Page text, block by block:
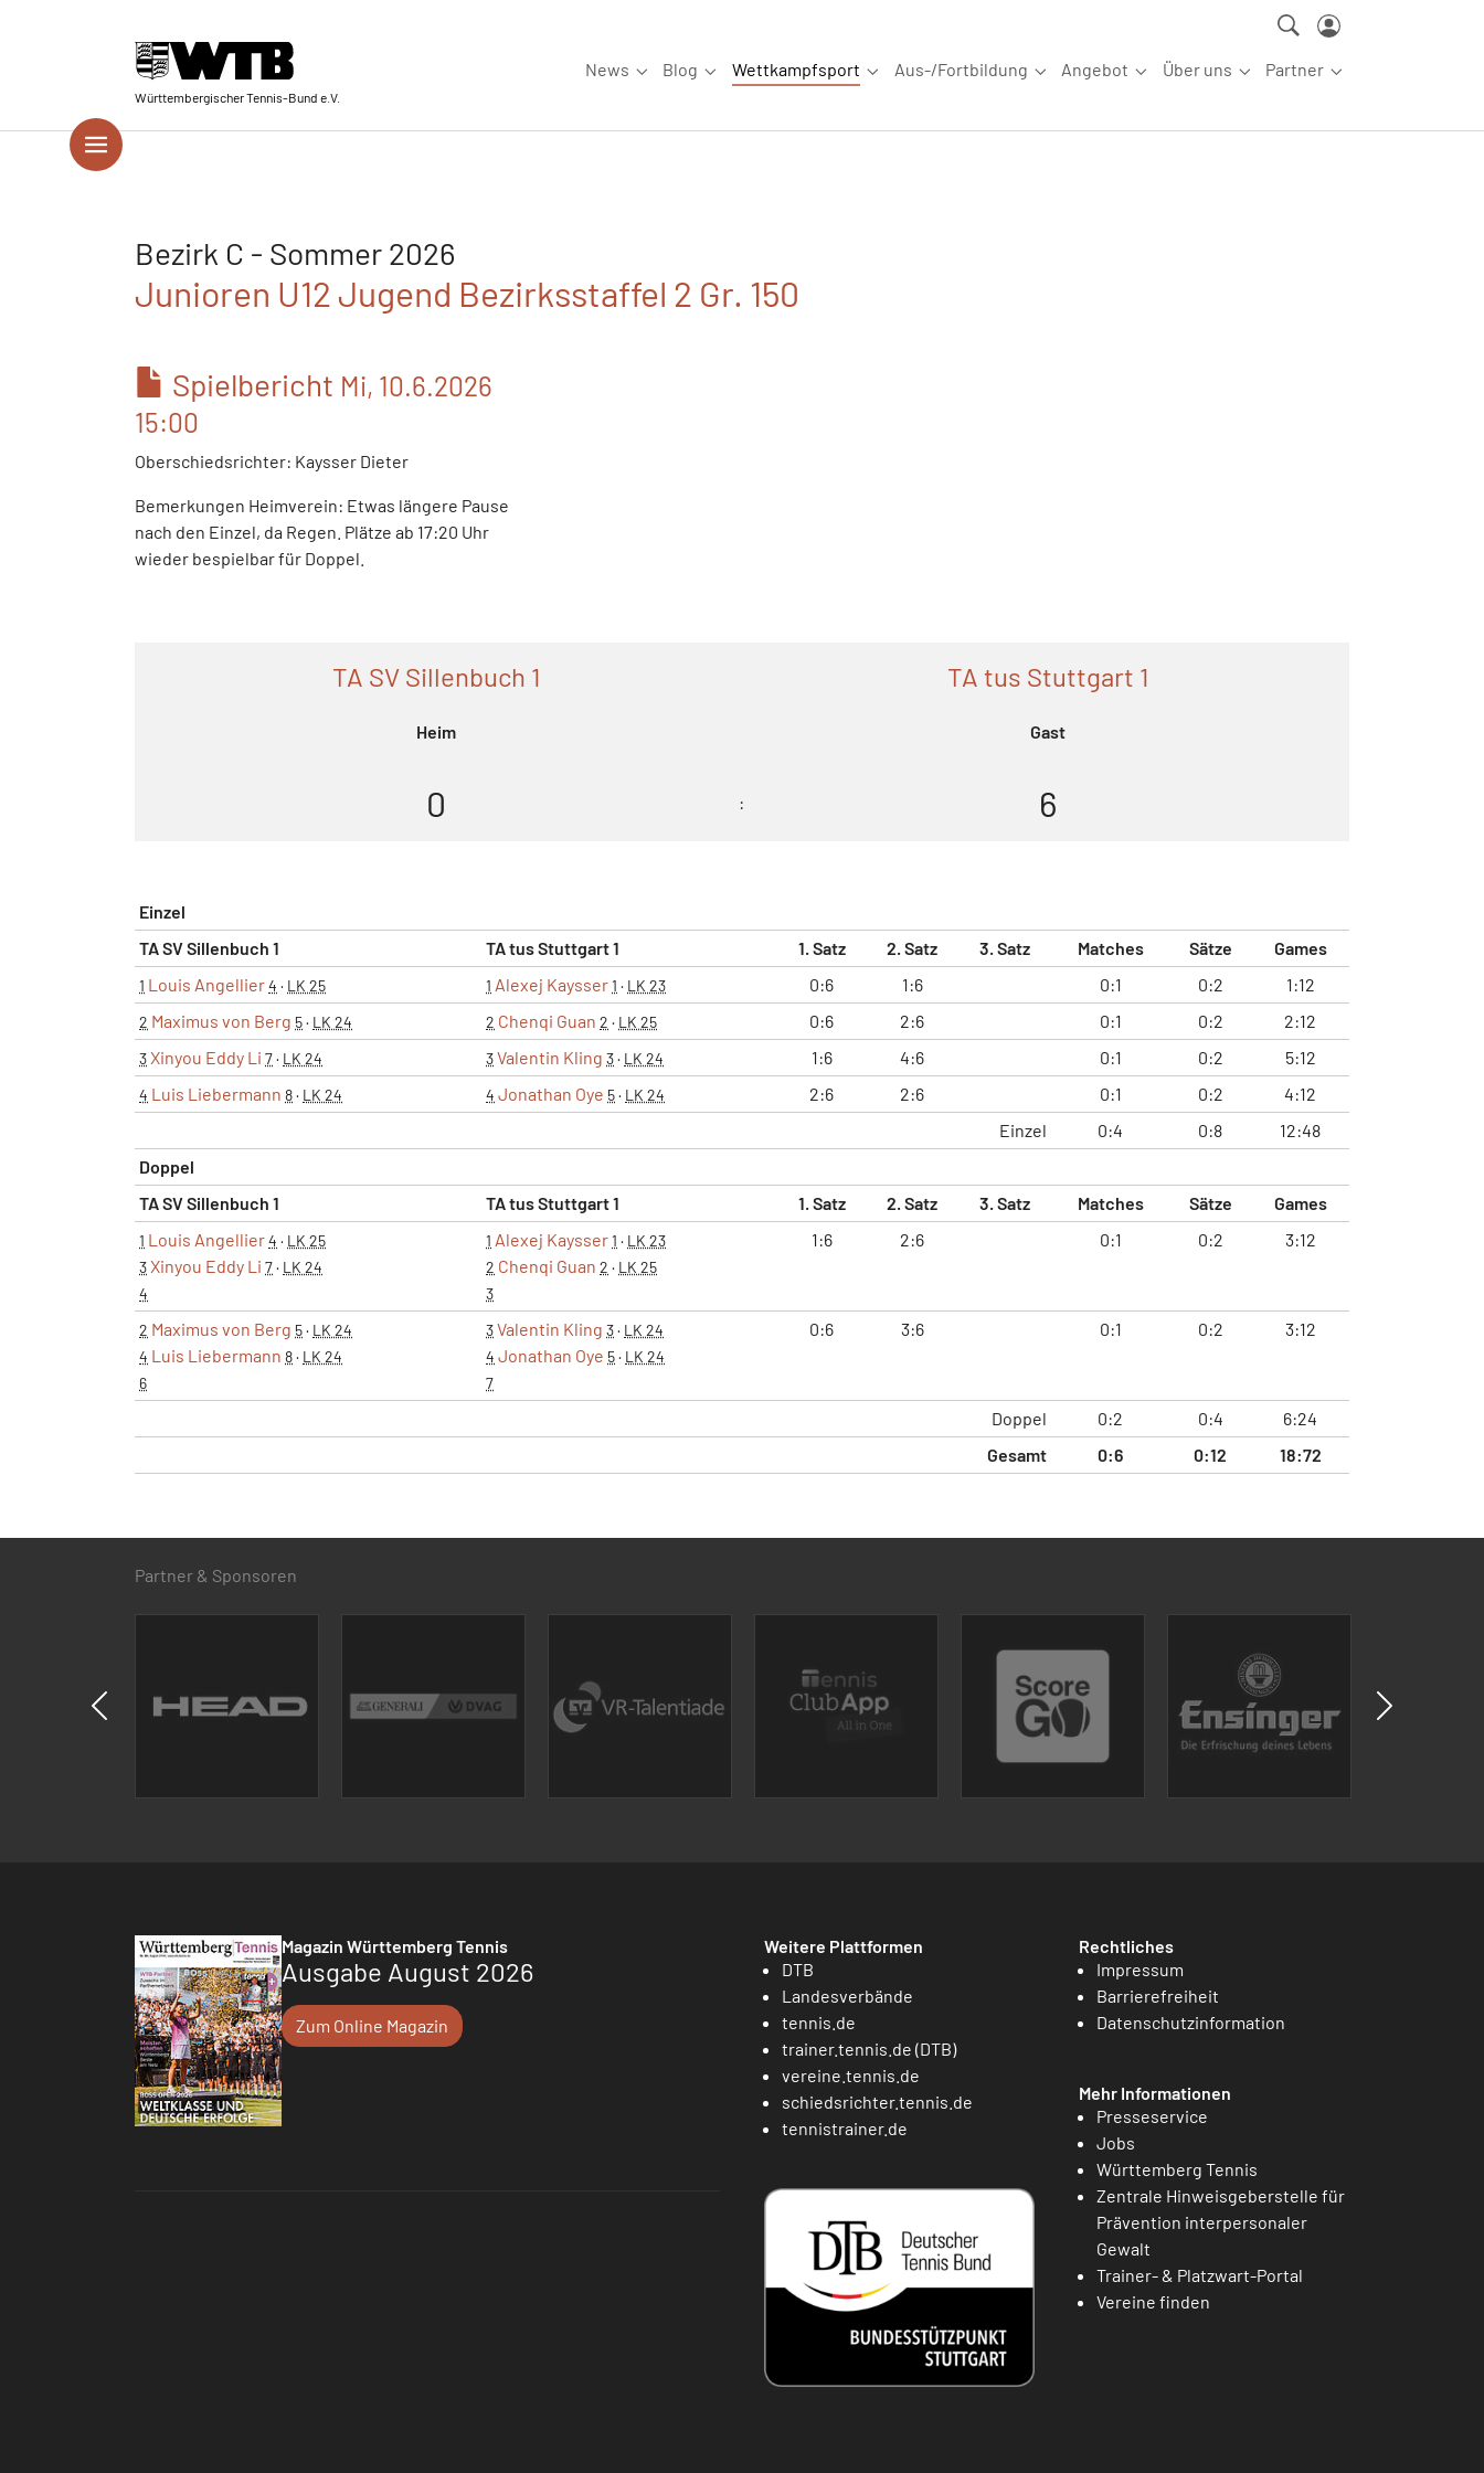
Württembergischer Tennis-Bund e.V.
News
Submenu for "News"
Blog
Submenu for "Blog"
Wettkampfsport
Submenu for "Wettkampfsport"
Aus-/Fortbildung
Submenu for "Aus-/Fortbildung"
Angebot
Submenu for "Angebot"
Über uns
Submenu for "Über uns"
Partner
Submenu for
Bezirk C - Sommer 2026
Junioren U12 Jugend Bezirksstaffel 2 Gr. 150
Spielbericht Mi, 10.6.2026
15:00
Oberschiedsrichter: Kaysser Dieter
Bemerkungen Heimverein: Etwas längere Pause
nach den Einzel, da Regen. Plätze ab 17:20 Uhr
wieder bespielbar für Doppel.
TA SV Sillenbuch 1
Heim
TA tus Stuttgart 1
Gast
0 : 6
Einzel
TA SV Sillenbuch 1
TA tus Stuttgart 1 1. Satz 2. Satz 3. Satz Matches Sätze Games
1 Louis Angellier4 · LK 25 1 Alexej Kaysser1 · LK 23 0:6 1:6 0:1 0:2 1:12
2 Maximus von Berg 5· LK 24 2 Chenqi Guan 2 · LK 25 0:6 2:6 0:1 0:2 2:12
3Xinyou Eddy Li 7· LK 24 3Valentin Kling 3· LK 24 1:6 4:6 0:1 0:2 5:12
4 Luis Liebermann 8· LK 24 4 Jonathan Oye 5· LK 24 2:6 2:6 0:1 0:2
4:12
Einzel
0:4 0:8
12:48
Doppel
TA SV Sillenbuch 1
TA tus Stuttgart 1 1. Satz 2. Satz 3. Satz Matches Sätze Games
1 Louis Angellier4 · LK 25
3Xinyou Eddy Li 7· LK 24
4
1 Alexej Kaysser1 · LK 23
2 Chenqi Guan 2 · LK 25
3
1:6 2:6 0:1 0:2 3:12
2 Maximus von Berg 5· LK 24
4 Luis Liebermann 8· LK 24
6
3Valentin Kling 3· LK 24
4 Jonathan Oye 5· LK 24
7
0:6 3:6 0:1 0:2 3:12
Doppel 0:2 0:4
6:24
Gesamt
0:6 0:12 18:72
Partner & Sponsoren
Magazin Württemberg Tennis
Ausgabe August 2026
Zum Online Magazin
Weitere Plattformen
DTB
Landesverbände
tennis.de
trainer.tennis.de (DTB)
vereine.tennis.de
schiedsrichter.tennis.de
tennistrainer.de
Rechtliches
Impressum
Barrierefreiheit
Datenschutzinformation
Mehr Informationen
Presseservice
Jobs
Württemberg Tennis
Zentrale Hinweisgeberstelle für
Prävention interpersonaler
Gewalt
Trainer- & Platzwart-Portal
Vereine finden